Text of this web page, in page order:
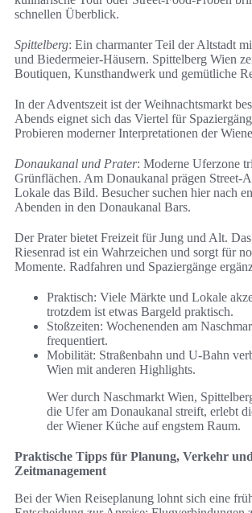
schnellen Überblick.
Spittelberg: Ein charmanter Teil der Altstadt
und Biedermeier-Häusern. Spittelberg Wien
Boutiquen, Kunsthandwerk und gemütliche
In der Adventszeit ist der Weihnachtsmarkt
Abends eignet sich das Viertel für
Probieren moderner Interpretationen der
Donaukanal und Prater: Moderne Uferzone
Grünflächen. Am Donaukanal prägen Street-
Lokale das Bild. Besucher suchen hier nach
Abenden in den Donaukanal Bars.
Der Prater bietet Freizeit für Jung und Alt.
Riesenrad ist ein Wahrzeichen und sorgt für
Momente. Radfahren und Spaziergänge
Praktisch: Viele Märkte und Lokale
trotzdem ist etwas Bargeld praktisch.
Stoßzeiten: Wochenenden am
frequentiert.
Mobilität: Straßenbahn und U-Bahn
Wien mit anderen Highlights.
Wer durch Naschmarkt Wien,
die Ufer am Donaukanal streift, erlebt
der Wiener Küche auf engstem Raum.
Praktische Tipps für Planung, Verkehr und
Zeitmanagement
Bei der Wien Reiseplanung lohnt sich eine